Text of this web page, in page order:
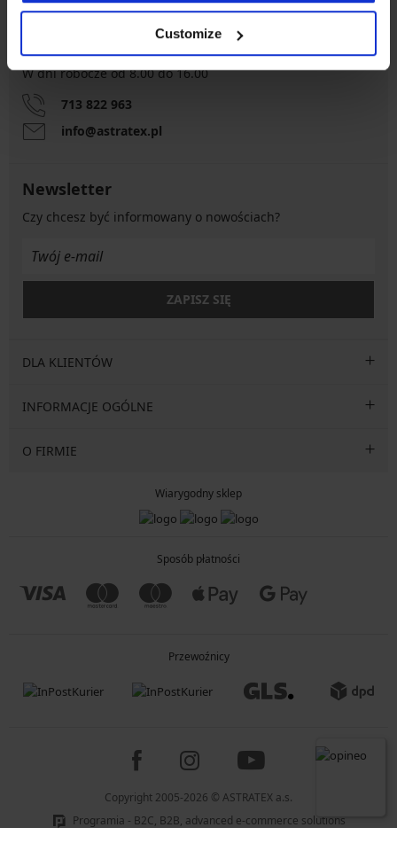
Customize
W dni robocze od 8.00 do 16.00
713 822 963
info@astratex.pl
Newsletter
Czy chcesz być informowany o nowościach?
ZAPISZ SIĘ
DLA KLIENTÓW
INFORMACJE OGÓLNE
O FIRMIE
Wiarygodny sklep
Sposób płatności
Przewoźnicy
Copyright 2005-2026 © ASTRATEX a.s.
Programia - B2C, B2B, advanced e-commerce solutions